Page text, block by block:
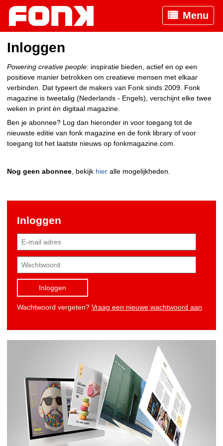
Menu
Inloggen
Powering creative people: inspiratie bieden, actief en op een
positieve manier betrokken om creatieve mensen met elkaar
verbinden. Dat typeert de makers van Fonk sinds 2009. Fonk
magazine is tweetalig (Nederlands - Engels), verschijnt elke twee
weken in print èn digitaal magazine.
Ben je abonnee? Log dan hieronder in voor toegang tot de
nieuwste editie van fonk magazine en de fonk library of voor
toegang tot het laatste nieuws op fonkmagazine.com.
Nog geen abonnee , bekijk hier alle mogelijkheden.
Inloggen
Inloggen
Wachtwoord vergeten? Vraag een nieuwe wachtwoord aan